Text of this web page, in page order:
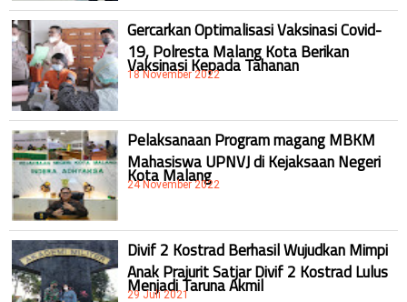
Gercarkan Optimalisasi Vaksinasi Covid-
19, Polresta Malang Kota Berikan
Vaksinasi Kepada Tahanan
18 November 2022
Pelaksanaan Program magang MBKM
Mahasiswa UPNVJ di Kejaksaan Negeri
Kota Malang
24 November 2022
Divif 2 Kostrad Berhasil Wujudkan Mimpi
Anak Prajurit Satjar Divif 2 Kostrad Lulus
Menjadi Taruna Akmil
29 Juli 2021